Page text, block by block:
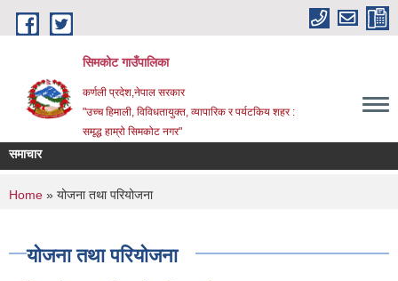
Skip to main content
सिमकोट गाउँपालिका
कर्णली प्रदेश,नेपाल सरकार
"उच्च हिमाली, विविधतायुक्त, व्यापारिक र पर्यटकिय शहर :
समृद्ध हाम्रो सिमकोट नगर"
समाचार
सम्बन्धी सूचना l
You are here
Home » योजना तथा परियोजना
योजना तथा परियोजना